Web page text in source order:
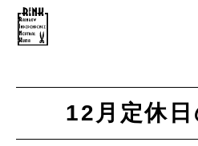
12月定休